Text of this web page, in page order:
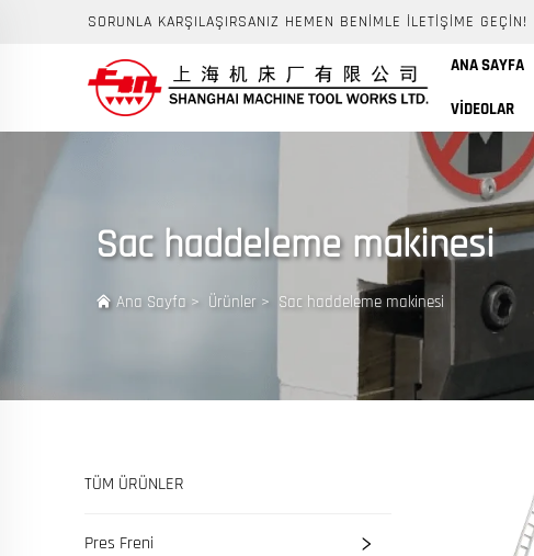
SORUNLA KARŞILAŞIRSANIZ HEMEN BENIMLE ILETIŞIME GEÇIN!
ANA SAYFA
VIDEOLAR
Sac haddeleme makinesi
Ana Sayfa > Ürünler > Sac haddeleme makinesi
TÜM ÜRÜNLER
Pres Freni